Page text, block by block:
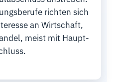
richten sich
an Wirtschaft,
meist mit Haupt-